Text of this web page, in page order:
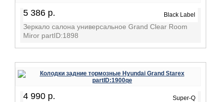
5 386 р. Black Label
Зеркало салона универсальное Grand Clear Room
Miror partID:1898
4 990 р. Super-Q